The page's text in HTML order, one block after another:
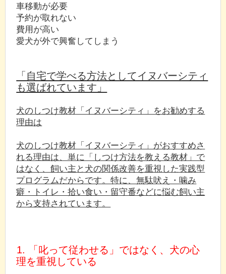
車移動が必要
予約が取れない
費用が高い
愛犬が外で興奮してしまう
「自宅で学べる方法としてイヌバーシティ
も選ばれています」
犬のしつけ教材「イヌバーシティ」をお勧めする
理由は
犬のしつけ教材「イヌバーシティ」がおすすめさ
れる理由は、単に「しつけ方法を教える教材」で
はなく、飼い主と犬の関係改善を重視した実践型
プログラムだからです。特に、無駄吠え・噛み
癖・トイレ・拾い食い・留守番などに悩む飼い主
から支持されています。
1. 「叱って従わせる」ではなく、犬の心
理を重視している